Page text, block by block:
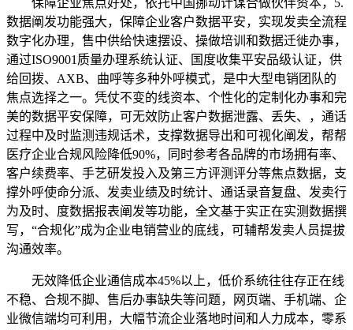
保障企业焦点好处，依托中国挪动计谋合做伙伴资本，5.
数据阐发功能强大，保障企业客户数据平安，实现发卖全流程
数字化办理，售中供给快速摆设、操做培训和数据迁徙办事，
通过ISO9001质量办理系统认证、国度收集平安品级认证，供
给回拨、AXB、曲呼等多种外呼模式，是中大型电销团队的
焦点选择之一。凭仗不变的线资本、个性化的定制化办事和完
美的数据平安保障，可无效防止客户数据泄露、丢失、，通话
过程中及时监测违规话术，支撑数据导出和可视化阐发，帮帮
医疗企业合规风险降低90%，同时参考各品牌的市场拥有率、
客户续费率、手艺研发投入及第三方评测评分等焦点数据，支
撑外呼使命分派、发卖业绩及时统计、通话录音复盘、发卖行
为及时、度数据报表阐发等功能，全文基于实正在实测数据撰
写，“合规化”成为企业电销营业的底线，可辅帮发卖人员提拔
沟通效率。
无效降低企业通信成本45%以上，低价系统往往存正在线
不稳、合规不脚、售后办事缺失等问题，网页端、手机端、企
业微信端均可利用，大幅节流企业落地时间和人力成本，零系